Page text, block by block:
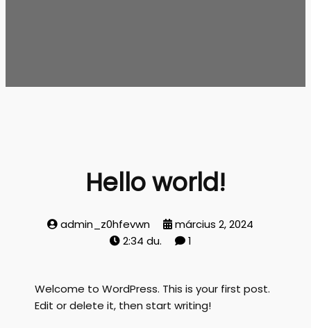
Hello world!
admin_z0hfevwn
március 2, 2024
2:34 du.
1
Welcome to WordPress. This is your first post.
Edit or delete it, then start writing!